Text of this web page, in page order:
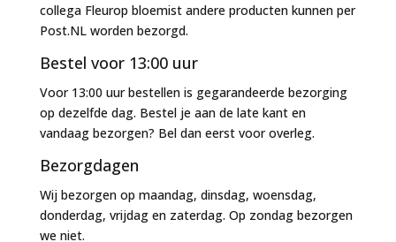
collega Fleurop bloemist andere producten kunnen per
Post.NL worden bezorgd.
Bestel voor 13:00 uur
Voor 13:00 uur bestellen is gegarandeerde bezorging
op dezelfde dag. Bestel je aan de late kant en
vandaag bezorgen? Bel dan eerst voor overleg.
Bezorgdagen
Wij bezorgen op maandag, dinsdag, woensdag,
donderdag, vrijdag en zaterdag. Op zondag bezorgen
we niet.